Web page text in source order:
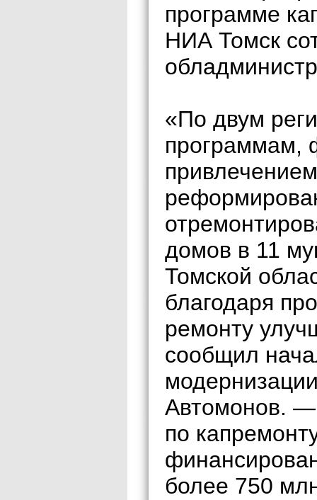
программе
НИА Томск
«По двум
программам,
домов в 11
Томской
благодаря
ремонту
сообщил
Автомонов. —
по
более 750